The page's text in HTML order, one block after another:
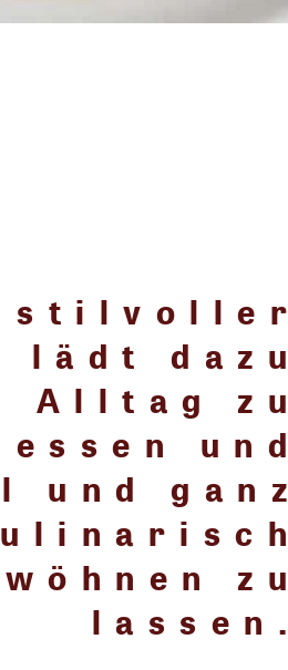
stilvoller
lädt dazu
Alltag zu
und
und ganz
zu
lassen.